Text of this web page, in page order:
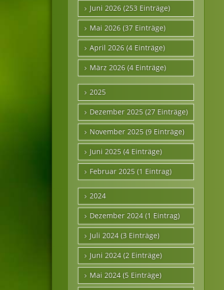
Juni 2026 (253 Einträge)
Mai 2026 (37 Einträge)
April 2026 (4 Einträge)
März 2026 (4 Einträge)
2025
Dezember 2025 (27 Einträge)
November 2025 (9 Einträge)
Juni 2025 (4 Einträge)
Februar 2025 (1 Eintrag)
2024
Dezember 2024 (1 Eintrag)
Juli 2024 (3 Einträge)
Juni 2024 (2 Einträge)
Mai 2024 (5 Einträge)